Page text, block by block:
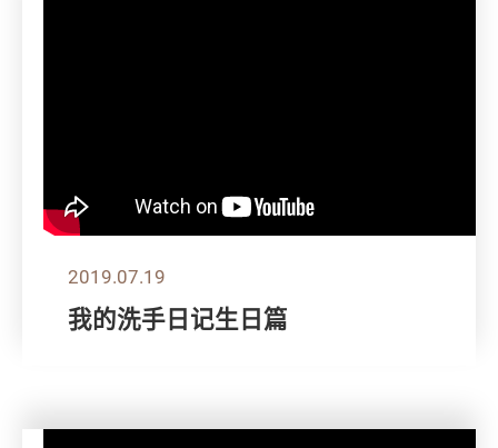
2019.07.19
我的洗手日记生日篇